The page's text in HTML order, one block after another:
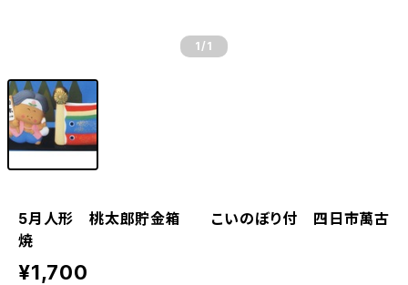
1 /1
5月人形 桃太郎貯金箱 こいのぼり付 四日市萬古
焼
¥1,700